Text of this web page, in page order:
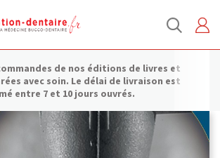
de nos éditions de livres et
avec soin. Le délai de livraison est
entre 7 et 10 jours ouvrés.